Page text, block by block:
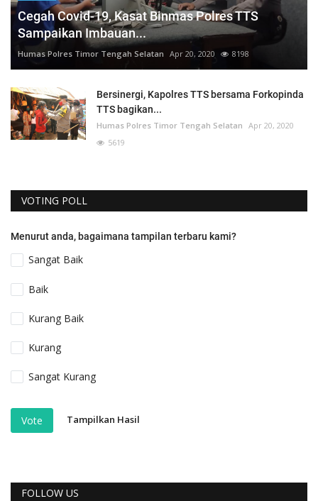
Cegah Covid-19, Kasat Binmas Polres TTS
Sampaikan Imbauan...
Humas Polres Timor Tengah Selatan Apr 20, 2020 8198
Bersinergi, Kapolres TTS bersama Forkopinda
TTS bagikan...
Humas Polres Timor Tengah Selatan Apr 20, 2020
5619
VOTING POLL
Menurut anda, bagaimana tampilan terbaru kami?
Sangat Baik
Baik
Kurang Baik
Kurang
Sangat Kurang
Vote Tampilkan Hasil
FOLLOW US